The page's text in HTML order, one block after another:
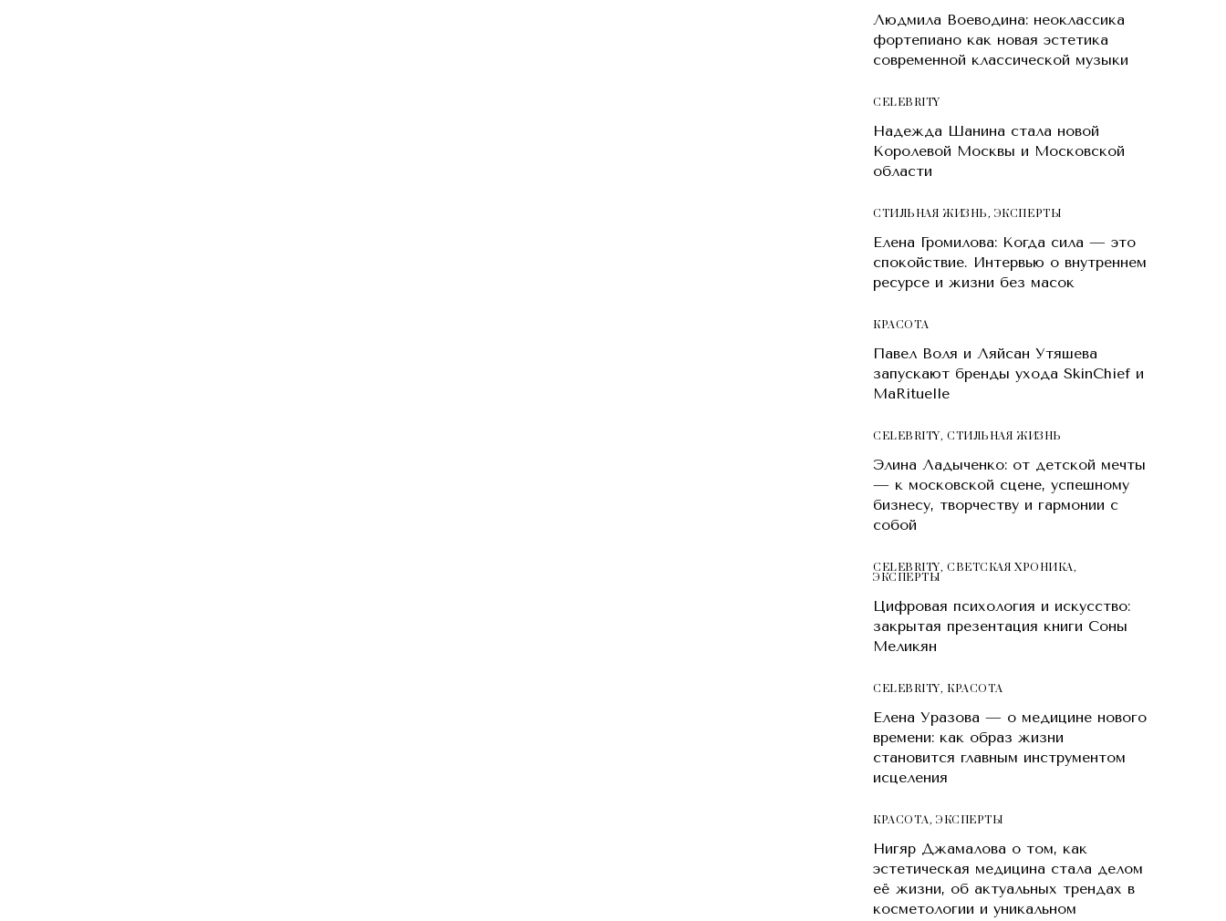
Людмила Воеводина: неоклассика
фортепиано как новая эстетика
современной классической музыки
CELEBRITY
Надежда Шанина стала новой
Королевой Москвы и Московской
области
СТИЛЬНАЯ ЖИЗНЬ, ЭКСПЕРТЫ
Елена Громилова: Когда сила — это
спокойствие. Интервью о внутреннем
ресурсе и жизни без масок
КРАСОТA
Павел Воля и Ляйсан Утяшева
запускают бренды ухода SkinChief и
MaRituelle
CELEBRITY,СТИЛЬНАЯ ЖИЗНЬ
Элина Ладыченко: от детской мечты
— к московской сцене, успешному
бизнесу, творчеству и гармонии с
собой
CELEBRITY,СВЕТСКАЯ ХРОНИКА,
ЭКСПЕРТЫ
Цифровая психология и искусство:
закрытая презентация книги Соны
Меликян
CELEBRITY, КРАСОТA
Елена Уразова — о медицине нового
времени: как образ жизни
становится главным инструментом
исцеления
КРАСОТA, ЭКСПЕРТЫ
Нигяр Джамалова о том, как
эстетическая медицина стала делом
её жизни, об актуальных трендах в
косметологии и уникальном